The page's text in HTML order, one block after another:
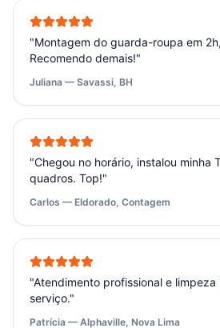
"Montagem do guarda-roupa em
Recomendo demais!"
Juliana — Savassi, BH
"Chegou no horário, instalou minha
quadros. Top!"
Carlos — Eldorado, Contagem
"Atendimento profissional e
serviço."
Patrícia — Alphaville, Nova Lima